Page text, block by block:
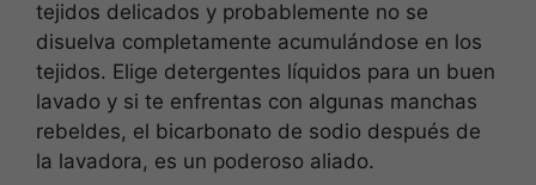
tejidos delicados y probablemente no se
disuelva completamente acumulándose en los
tejidos. Elige detergentes líquidos para un buen
lavado y si te enfrentas con algunas manchas
rebeldes, el bicarbonato de sodio después de
la lavadora, es un poderoso aliado.